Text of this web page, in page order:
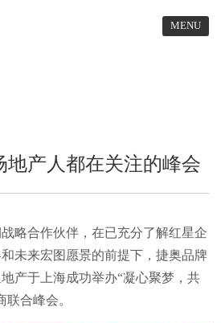
MENU
地产人都在关注的峰会
略合作伙伴，在已充分了解红星企
未来宏图愿景的前提下，捷奥品牌
产于上海成功举办“凝心聚梦，共
联合峰会。
CASE
ABOUT
NEWS